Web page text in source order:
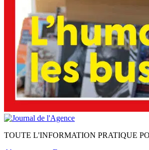
TOUTE L'INFORMATION PRATIQUE